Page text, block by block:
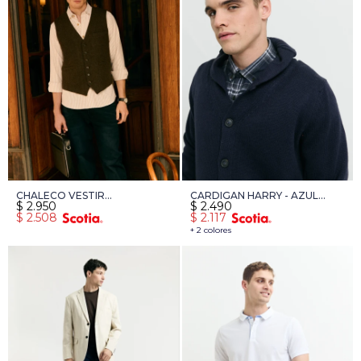
CHALECO VESTIR
HARRINGTON SELECT -
CHOCOLATE
$ 2.950
$ 2.508
CARDIGAN HARRY - AZUL
OSCURO
+ 2 colores
$ 2.490
$ 2.117